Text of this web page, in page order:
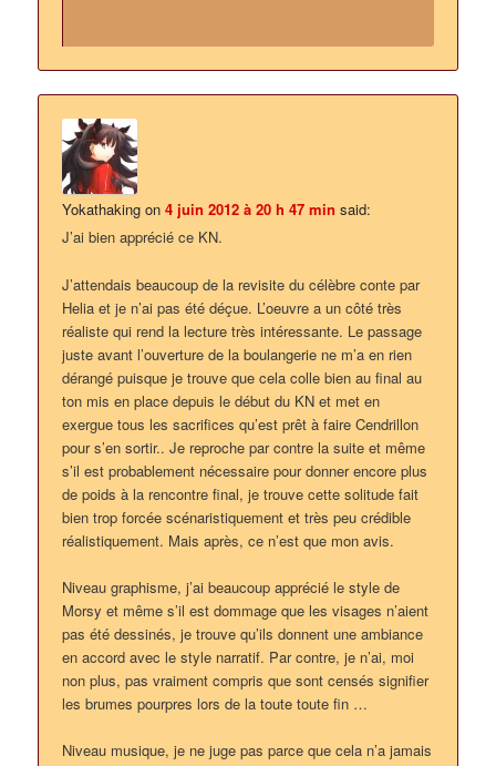
Yokathaking on4 juin 2012 à 20 h 47 min said:
J’ai bien apprécié ce KN.
J’attendais beaucoup de la revisite du célèbre conte par
Helia et je n’ai pas été déçue. L’oeuvre a un côté très
réaliste qui rend la lecture très intéressante. Le passage
juste avant l’ouverture de la boulangerie ne m’a en rien
dérangé puisque je trouve que cela colle bien au final au
ton mis en place depuis le début du KN et met en
exergue tous les sacrifices qu’est prêt à faire Cendrillon
pour s’en sortir.. Je reproche par contre la suite et même
s’il est probablement nécessaire pour donner encore plus
de poids à la rencontre final, je trouve cette solitude fait
bien trop forcée scénaristiquement et très peu crédible
réalistiquement. Mais après, ce n’est que mon avis.
Niveau graphisme, j’ai beaucoup apprécié le style de
Morsy et même s’il est dommage que les visages n’aient
pas été dessinés, je trouve qu’ils donnent une ambiance
en accord avec le style narratif. Par contre, je n’ai, moi
non plus, pas vraiment compris que sont censés signifier
les brumes pourpres lors de la toute toute fin …
Niveau musique, je ne juge pas parce que cela n’a jamais